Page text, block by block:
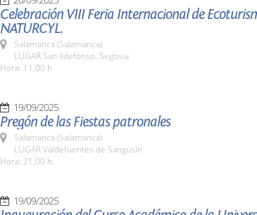
Celebración VIII Feria Internacional de
NATURCYL.
Salamanca (Salamanca)
LUGAR San Ildefonso. Segovia
Hora: 11,00 h
19/09/2025
Pregón de las Fiestas patronales
Salamanca (Salamanca)
LUGAR Valdefuentes de Sangusín
Hora: 21,00 h.
19/09/2025